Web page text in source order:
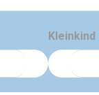
Kleinkind